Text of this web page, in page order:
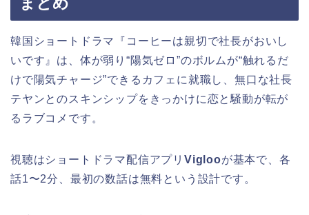
韓国ショートドラマ『コーヒーは親切で社長がおいし
いです』は、体が弱り“陽気ゼロ”のボルムが“触れるだ
けで陽気チャージ”できるカフェに就職し、無口な社長
テヤンとのスキンシップをきっかけに恋と騒動が転が
るラブコメです。
視聴はショートドラマ配信アプリ Viglooが基本で、各
話1〜2分、最初の数話は無料という設計です。